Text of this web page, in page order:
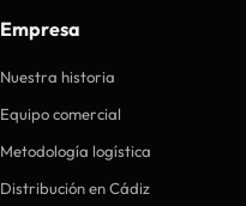
Empresa
Nuestra historia
Equipo comercial
Metodología logística
Distribución en Cádiz